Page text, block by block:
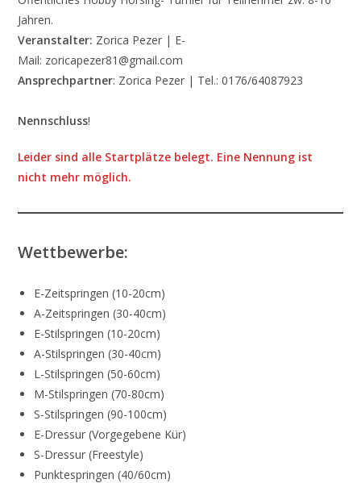
Jahren.
Veranstalter: Zorica Pezer | E-
Mail: zoricapezer81@gmail.com
Ansprechpartner: Zorica Pezer | Tel.: 0176/64087923
Nennschluss!
Leider sind alle Startplätze belegt. Eine Nennung ist
nicht mehr möglich.
Wettbewerbe:
E-Zeitspringen (10-20cm)
A-Zeitspringen (30-40cm)
E-Stilspringen (10-20cm)
A-Stilspringen (30-40cm)
L-Stilspringen (50-60cm)
M-Stilspringen (70-80cm)
S-Stilspringen (90-100cm)
E-Dressur (Vorgegebene Kür)
S-Dressur (Freestyle)
Punktespringen (40/60cm)